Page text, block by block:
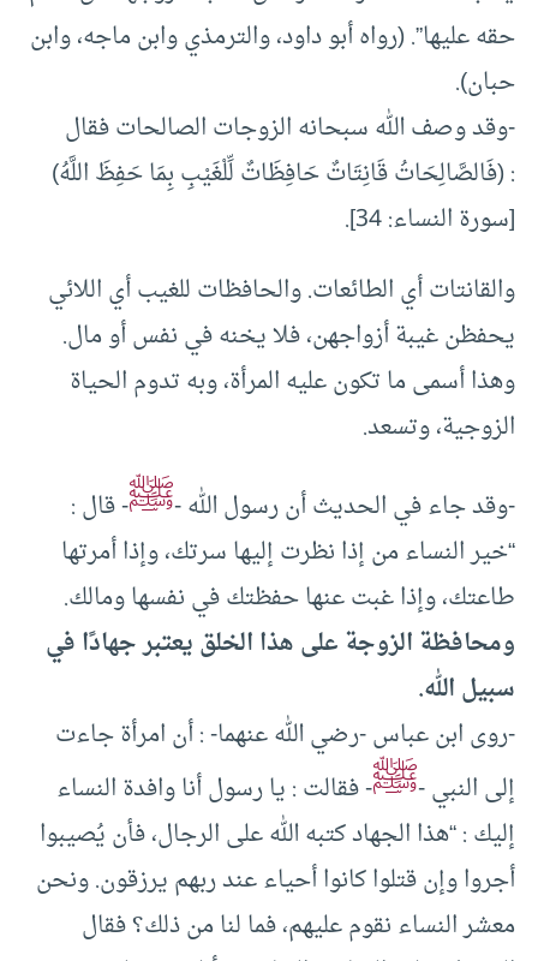
حقه عليها”. (رواه أبو داود، والترمذي وابن ماجه، وابن
حبان).
-وقد وصف الله سبحانه الزوجات الصالحات فقال
: (فَالصَّالِحَاتُ قَانِتَاتٌ حَافِظَاتٌ لِّلْغَيْبِ بِمَا حَفِظَ اللَّهُ)
[سورة النساء: 34].
والقانتات أي الطائعات. والحافظات للغيب أي اللائي
يحفظن غيبة أزواجهن، فلا يخنه في نفس أو مال.
وهذا أسمى ما تكون عليه المرأة، وبه تدوم الحياة
الزوجية، وتسعد.
-وقد جاء في الحديث أن رسول الله -ﷺ- قال :
“خير النساء من إذا نظرت إليها سرتك، وإذا أمرتها
طاعتك، وإذا غبت عنها حفظتك في نفسها ومالك.
ومحافظة الزوجة على هذا الخلق يعتبر جهادًا في
سبيل الله.
-روى ابن عباس -رضي الله عنهما- : أن امرأة جاءت
إلى النبي -ﷺ- فقالت : يا رسول أنا وافدة النساء
إليك : “هذا الجهاد كتبه الله على الرجال، فأن يُصيبوا
أجروا وإن قتلوا كانوا أحياء عند ربهم يرزقون. ونحن
معشر النساء نقوم عليهم، فما لنا من ذلك؟ فقال